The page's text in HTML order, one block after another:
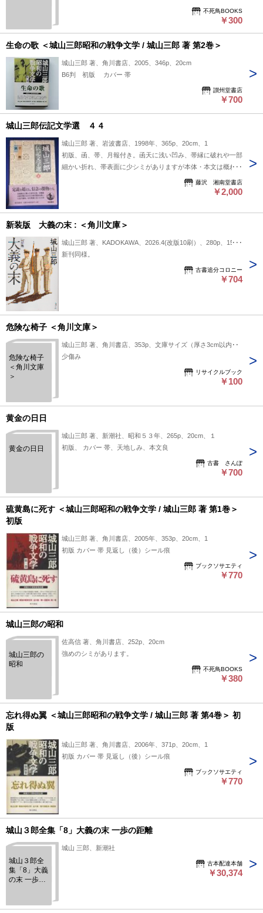
不死鳥BOOKS
￥300
生命の歌 ＜城山三郎昭和の戦争文学 / 城山三郎 著 第2巻＞
城山三郎 著、角川書店、2005、346p、20cm
B6判 初版 カバー 帯
讃州堂書店
￥700
城山三郎伝記文学選 ４ 4
城山三郎 著、岩波書店、1998年、365p、20cm、1
初版、函、帯、月報付き。函天に浅い凹み、帯縁に破れや一部
細かい折れ、帯表面に少シミがありますが本体・本文は概ね良
藤沢 湘南堂書店
￥2,000
新装版 大義の末 : ＜角川文庫＞
城山三郎 著、KADOKAWA、2026.4(改版10刷）、280p、15cm
新刊同様。
古書追分コロニー
￥704
危険な椅子 ＜角川文庫＞
危険な椅子
＜角川文庫
＞
城山三郎 著、角川書店、353p、文庫サイズ（厚さ3cm以内）
少傷み
リサイクルブック
￥100
黄金の日日
黄金の日日
城山三郎 著、新潮社、昭和５３年、265p、20cm、１
初版、 カバー 帯、天地しみ、本文良
古書 さんぽ
￥700
硫黄島に死す ＜城山三郎昭和の戦争文学 / 城山三郎 著 第1巻＞
初版
城山三郎 著、角川書店、2005年、353p、20cm、1
初版 カバー 帯 見返し（後）シール痕
ブックソサエティ
￥770
城山三郎の昭和
城山三郎の
昭和
佐高信 著、角川書店、252p、20cm
強めのシミがあります。
不死鳥BOOKS
￥380
忘れ得ぬ翼 ＜城山三郎昭和の戦争文学 / 城山三郎 著 第4巻＞ 初
版
城山三郎 著、角川書店、2006年、371p、20cm、1
初版 カバー 帯 見返し（後）シール痕
ブックソサエティ
￥770
城山３郎全集「8」大義の末 一歩の距離
城山３郎全
集「8」大義
の末 一歩の
城山 三郎、新潮社
古本配達本舗
￥30,374